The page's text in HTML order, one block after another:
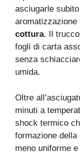
asciugarle
aromatizzazione
cottura. Il
fogli di carta
senza
umida.
Oltre
minuti a
shock termico
formazione
meno uniforme